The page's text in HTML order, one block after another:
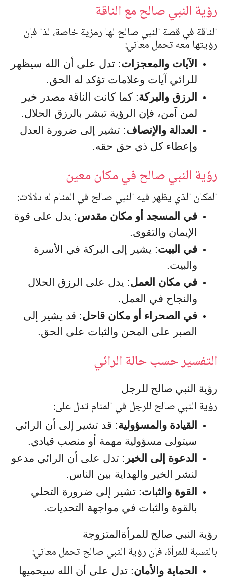
رؤية النبي صالح مع الناقة
الناقة في قصة النبي صالح لها رمزية خاصة، لذا فإن
رؤيتها معه تحمل معاني:
الآيات والمعجزات: تدل على أن الله سيظهر
للرائي آيات وعلامات تؤكد له الحق.
الرزق والبركة: كما كانت الناقة مصدر خير
لمن آمن، فإن الرؤية تبشر بالرزق الحلال.
العدالة والإنصاف: تشير إلى ضرورة العدل
وإعطاء كل ذي حق حقه.
رؤية النبي صالح في مكان معين
المكان الذي يظهر فيه النبي صالح في المنام له دلالات:
في المسجد أو مكان مقدس: يدل على قوة
الإيمان والتقوى.
في البيت: يشير إلى البركة في الأسرة
والبيت.
في مكان العمل: يدل على الرزق الحلال
والنجاح في العمل.
في الصحراء أو مكان قاحل: قد يشير إلى
الصبر على المحن والثبات على الحق.
التفسير حسب حالة الرائي
رؤية النبي صالح للرجل
رؤية النبي صالح للرجل في المنام تدل على:
القيادة والمسؤولية: قد تشير إلى أن الرائي
سيتولى مسؤولية مهمة أو منصب قيادي.
الدعوة إلى الخير : تدل على أن الرائي مدعو
لنشر الخير والهداية بين الناس.
القوة والثبات: تشير إلى ضرورة التحلي
بالقوة والثبات في مواجهة التحديات.
رؤية النبي صالح للمرأةالمتزوجة
بالنسبة للمرأة، فإن رؤية النبي صالح تحمل معاني:
الحماية والأمان: تدل على أن الله سيحميها